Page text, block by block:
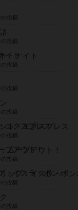
の投稿
の投稿
・ナイト
の投稿
の投稿
投稿
ト・エクスプレス
の投稿
ムーブアウト！
の投稿
ップ：イスラ・ボン
投稿
の投稿